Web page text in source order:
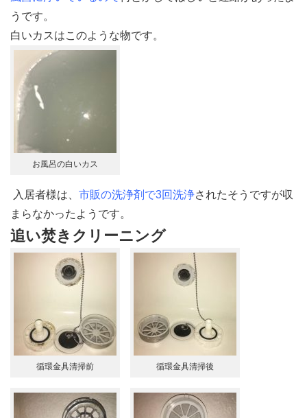
うです。
白いカスはこのような物です。
お風呂の白いカス
入居者様は、 市販の洗浄剤で3回洗浄されたそうですが収
まらなかったようです。
追い焚きクリーニング
循環金具清掃前 循環金具清掃後